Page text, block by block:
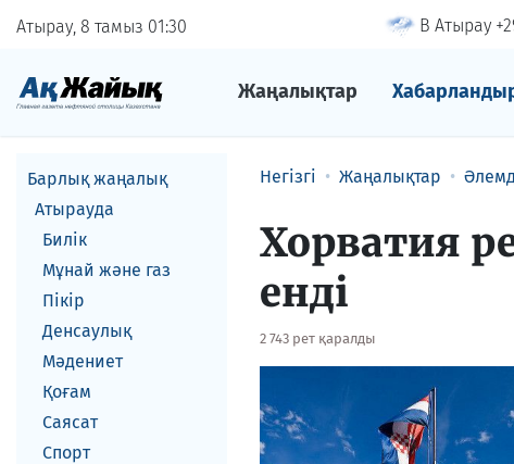
Атырау, 8 тамыз 01 30 В Атырау
Жаңалықтар
Барлық жаңалық
Атырауда
Билік
Мұнай және газ
Пікір
Денсаулық
Мәдениет
Қоғам
Саясат
Спорт
Негізгі Жаңалықтар
Хорватия
енді
2 743 рет қаралды